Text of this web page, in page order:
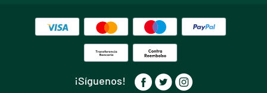
¡Síguenos!